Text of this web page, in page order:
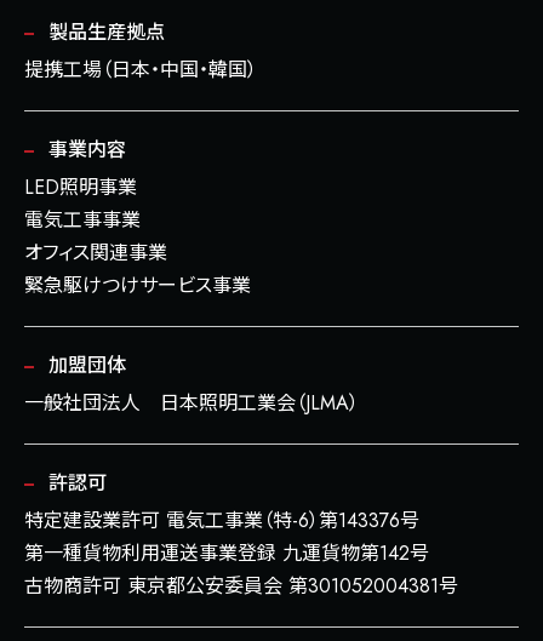
製品生産拠点
提携工場（日本・中国・韓国）
事業内容
LED照明事業
電気工事事業
オフィス関連事業
緊急駆けつけサービス事業
加盟団体
一般社団法人 日本照明工業会（JLMA）
許認可
特定建設業許可 電気工事業（特-6）第143376号
第一種貨物利用運送事業登録 九運貨物第142号
古物商許可 東京都公安委員会 第301052004381号